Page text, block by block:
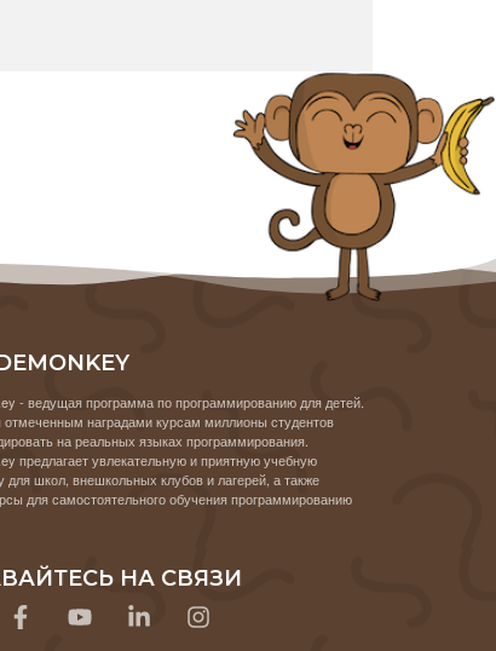
- ведущая программа по программированию для детей.
отмеченным наградами курсам миллионы студентов
на реальных языках программирования.
предлагает увлекательную и приятную учебную
для школ, внешкольных клубов и лагерей, а также
для самостоятельного обучения программированию
НА СВЯЗИ